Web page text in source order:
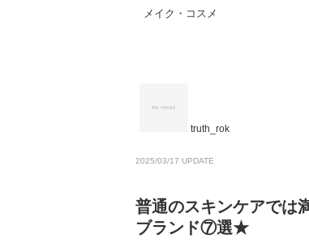
メイク・コスメ
truth_rok
2025/03/17 UPDATE
普通のスキンケアでは
ブランド⑦選★